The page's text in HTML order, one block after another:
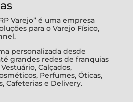
Varejo” é uma empresa
para o Varejo Físico,
personalizada desde
grandes redes de franquias
Calçados,
Perfumes, Óticas,
Cafeterias e Delivery.